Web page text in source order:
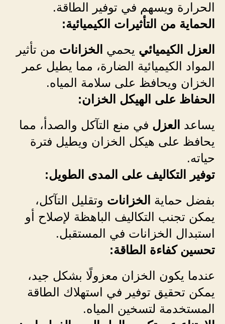
الحرارة ويسهم في توفير الطاقة.
الحماية من التأثيرات الكيميائية:
العزل الكيميائي يحمي الخزانات من تأثير
المواد الكيميائية الضارة، مما يطيل عمر
الخزان ويحافظ على سلامة المياه.
الحفاظ على الهيكل الخزان:
يساعد العزل في منع التآكل والصدأ، مما
يحافظ على هيكل الخزان ويطيل فترة
حياته.
توفير التكاليف على المدى الطويل:
بفضل حماية الخزانات وتقليل التآكل،
يمكن تجنب التكاليف الباهظة لإصلاح أو
استبدال الخزانات في المستقبل.
تحسين كفاءة الطاقة:
عندما يكون الخزان معزولًا بشكل جيد،
يمكن تحقيق توفير في استهلاك الطاقة
المستخدمة لتسخين المياه.